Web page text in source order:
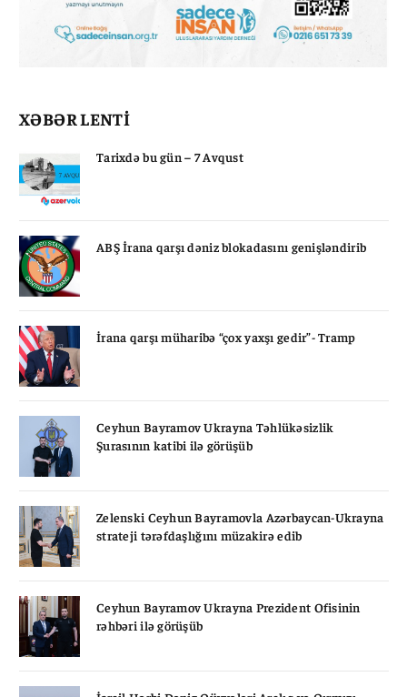
XƏBƏR LENTİ
Tarixdə bu gün – 7 Avqust
ABŞ İrana qarşı dəniz blokadasını genişləndirib
İrana qarşı müharibə “çox yaxşı gedir”- Tramp
Ceyhun Bayramov Ukrayna Təhlükəsizlik
Şurasının katibi ilə görüşüb
Zelenski Ceyhun Bayramovla Azərbaycan-Ukrayna
strateji tərəfdaşlığını müzakirə edib
Ceyhun Bayramov Ukrayna Prezident Ofisinin
rəhbəri ilə görüşüb